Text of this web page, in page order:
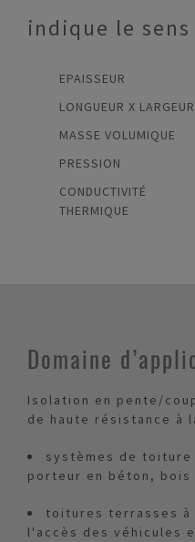
indique le
EPAISSEUR
LONGUEUR X LARGEUR
MASSE VOLUMIQUE
PRESSION
CONDUCTIVITÉ
THERMIQUE
Domaine
Isolation en pente/
de haute résistance à
systèmes de toiture
porteur en béton, bois
toitures terrasses
l'accès des véhicules